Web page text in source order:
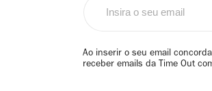
email
Ao inserir o seu email
receber emails da Time Out